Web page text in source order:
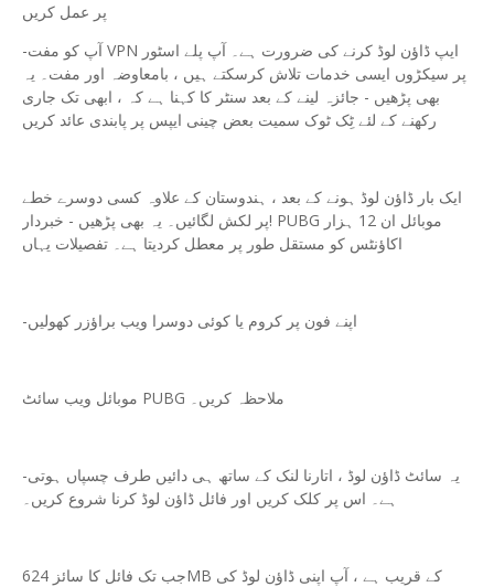
پر عمل کریں
-آپ کو مفت VPN ایپ ڈاؤن لوڈ کرنے کی ضرورت ہے۔ آپ پلے اسٹور
پر سیکڑوں ایسی خدمات تلاش کرسکتے ہیں ، بامعاوضہ اور مفت۔ یہ
بھی پڑھیں - جائزہ لینے کے بعد سنٹر کا کہنا ہے کہ ، ابھی تک جاری
رکھنے کے لئے ٹِک ٹوک سمیت بعض چینی ایپس پر پابندی عائد کریں
ایک بار ڈاؤن لوڈ ہونے کے بعد ، ہندوستان کے علاوہ کسی دوسرے خطے
پر لکش لگائیں۔ یہ بھی پڑھیں - خبردار! PUBG موبائل ان 12 ہزار
اکاؤنٹس کو مستقل طور پر معطل کردیتا ہے۔ تفصیلات یہاں
-اپنے فون پر کروم یا کوئی دوسرا ویب براؤزر کھولیں
موبائل ویب سائٹ PUBG ملاحظہ کریں۔
-یہ سائٹ ڈاؤن لوڈ ، اتارنا لنک کے ساتھ ہی دائیں طرف چسپاں ہوتی
ہے۔ اس پر کلک کریں اور فائل ڈاؤن لوڈ کرنا شروع کریں۔
جب تک فائل کا سائز 624MB کے قریب ہے ، آپ اپنی ڈاؤن لوڈ کی